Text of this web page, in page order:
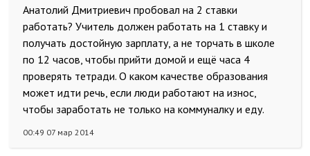
Анатолий Дмитриевич пробовал на 2 ставки
работать? Учитель должен работать на 1 ставку и
получать достойную зарплату, а не торчать в школе
по 12 часов, чтобы прийти домой и ещё часа 4
проверять тетради. О каком качестве образования
может идти речь, если люди работают на износ,
чтобы заработать не только на коммуналку и еду.
00:49 07 мар 2014